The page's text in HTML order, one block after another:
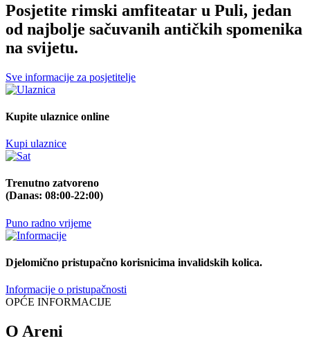
Posjetite rimski amfiteatar u Puli, jedan
od najbolje sačuvanih antičkih spomenika
na svijetu.
Sve informacije za posjetitelje
Kupite ulaznice online
Kupi ulaznice
Trenutno zatvoreno
(Danas: 08:00-22:00)
Puno radno vrijeme
Djelomično pristupačno korisnicima invalidskih kolica.
Informacije o pristupačnosti
OPĆE INFORMACIJE
O Areni